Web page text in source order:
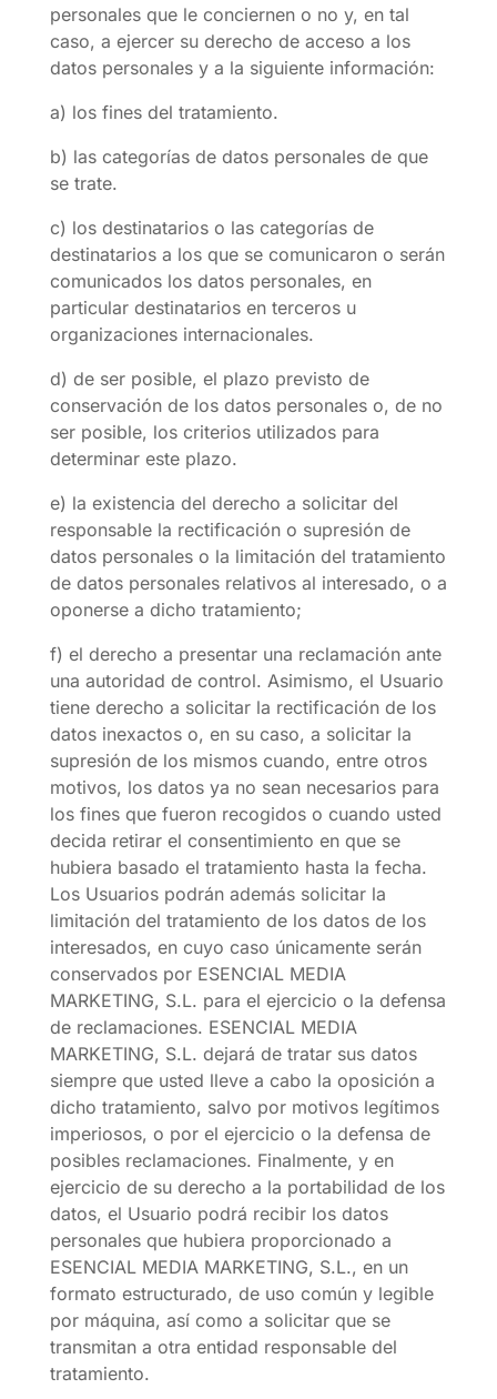
personales que le conciernen o no y, en tal
caso, a ejercer su derecho de acceso a los
datos personales y a la siguiente información:
a) los fines del tratamiento.
b) las categorías de datos personales de que
se trate.
c) los destinatarios o las categorías de
destinatarios a los que se comunicaron o serán
comunicados los datos personales, en
particular destinatarios en terceros u
organizaciones internacionales.
d) de ser posible, el plazo previsto de
conservación de los datos personales o, de no
ser posible, los criterios utilizados para
determinar este plazo.
e) la existencia del derecho a solicitar del
responsable la rectificación o supresión de
datos personales o la limitación del tratamiento
de datos personales relativos al interesado, o a
oponerse a dicho tratamiento;
f) el derecho a presentar una reclamación ante
una autoridad de control. Asimismo, el Usuario
tiene derecho a solicitar la rectificación de los
datos inexactos o, en su caso, a solicitar la
supresión de los mismos cuando, entre otros
motivos, los datos ya no sean necesarios para
los fines que fueron recogidos o cuando usted
decida retirar el consentimiento en que se
hubiera basado el tratamiento hasta la fecha.
Los Usuarios podrán además solicitar la
limitación del tratamiento de los datos de los
interesados, en cuyo caso únicamente serán
conservados por ESENCIAL MEDIA
MARKETING, S.L. para el ejercicio o la defensa
de reclamaciones. ESENCIAL MEDIA
MARKETING, S.L. dejará de tratar sus datos
siempre que usted lleve a cabo la oposición a
dicho tratamiento, salvo por motivos legítimos
imperiosos, o por el ejercicio o la defensa de
posibles reclamaciones. Finalmente, y en
ejercicio de su derecho a la portabilidad de los
datos, el Usuario podrá recibir los datos
personales que hubiera proporcionado a
ESENCIAL MEDIA MARKETING, S.L., en un
formato estructurado, de uso común y legible
por máquina, así como a solicitar que se
transmitan a otra entidad responsable del
tratamiento.